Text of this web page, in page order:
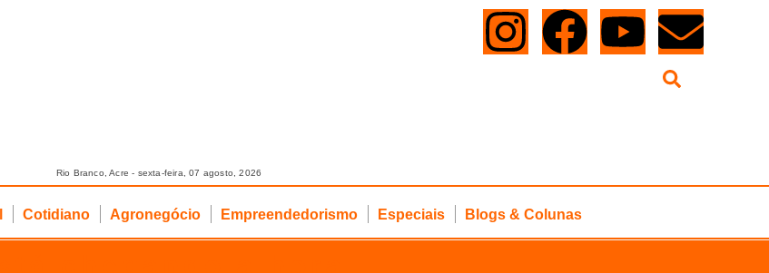
Rio Branco, Acre - sexta-feira, 07 agosto, 2026
Cotidiano Agronegócio Empreendedorismo Especiais Blogs & Colunas